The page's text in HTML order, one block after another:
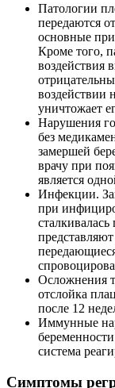
Патологии
передаются
основные
Кроме того,
воздействия
воздействии
уничтожает
Нарушения
без
замершей
врачу при
является
Инфекции.
при
Осложнения
отслойка
после 12
Иммунные
система
Симптомы